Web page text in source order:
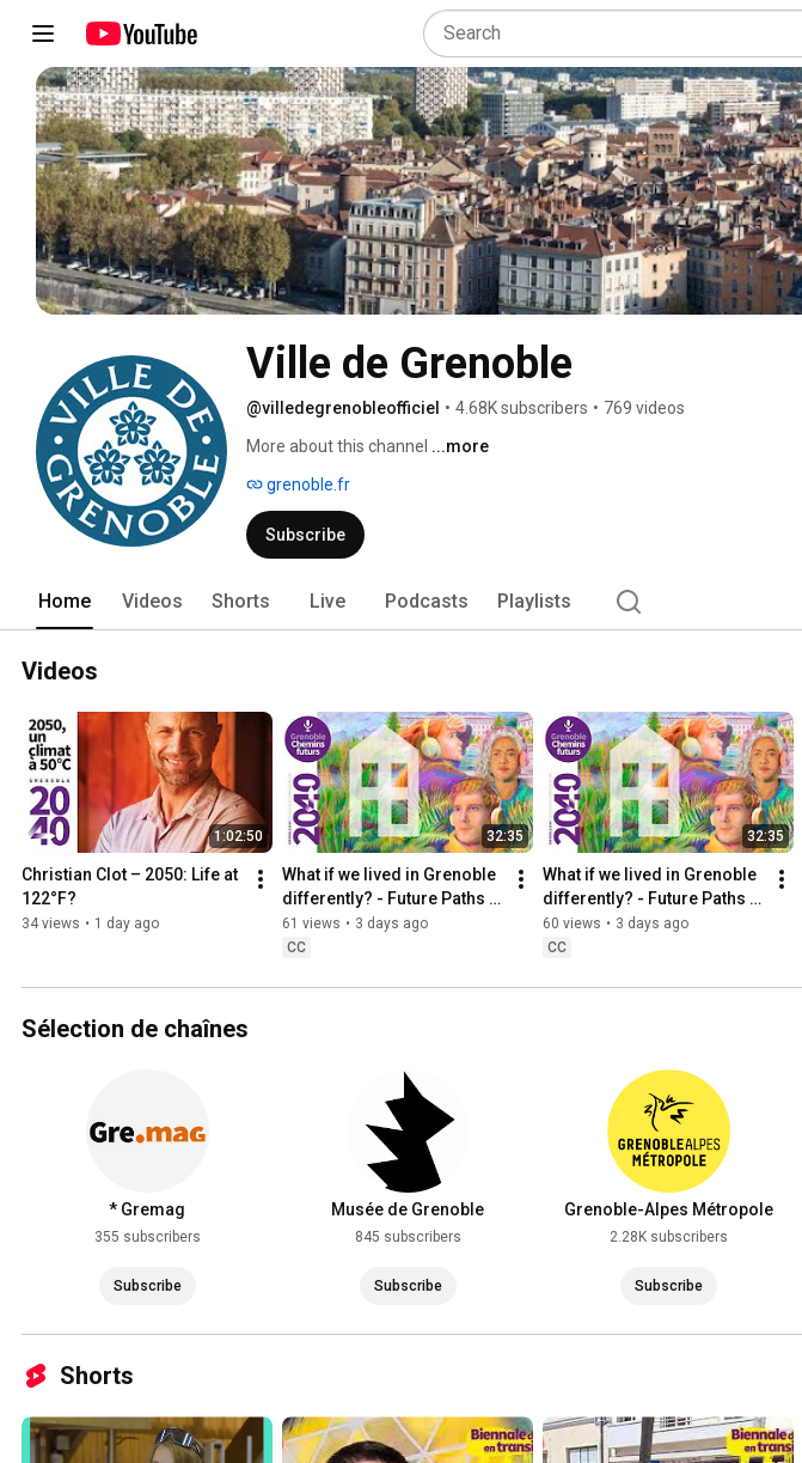
Ville de Grenoble
@villedegrenobleofficiel • 4.68K subscribers • 769 videos
More about this channel ...more
grenoble.fr
Subscribe
Home Videos Shorts Live Podcasts Playlists
Videos
1:02:50
Christian Clot – 2050: Life at
122°F?
34 views • 1 day ago
32:35
What if we lived in Grenoble
differently? - Future Paths
#2
61 views • 3 days ago
CC
32:35
What if we lived in Grenoble
differently? - Future Paths
#2
60 views • 3 days ago
CC
Sélection de chaînes
* Gremag
355 subscribers
Subscribe
Musée de Grenoble
845 subscribers
Subscribe
Grenoble-Alpes Métropole
2.28K subscribers
Subscribe
Shorts